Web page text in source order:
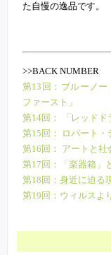
た自慢の逸品です。
>>BACK NUMBER
第13回：ブルーノー
ファースト」
第14回： 「レッドド
第15回： ロバート・
第16回： アートと
第17回：「楽器箱」
第18回：身近に迫る
第19回：ウィルス